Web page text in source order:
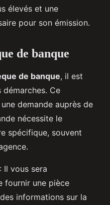
élevés et une
pour son émission.
de banque
de banque, il est
Ce
demande auprès de
nécessite le
spécifique, souvent
: Il vous sera
fournir une pièce
informations sur la